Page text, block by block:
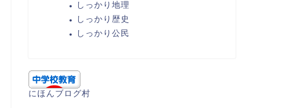
しっかり地理
しっかり歴史
しっかり公民
にほんブログ村